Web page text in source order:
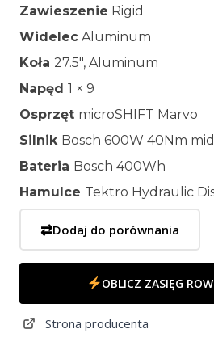
Zawieszenie Rigid
Widelec Aluminum
Koła 27.5″, Aluminum
Napęd 1 × 9
Osprzęt microSHIFT Marvo
Silnik Bosch 600W 40Nm
Bateria Bosch 400Wh
Hamulce Tektro Hydraulic
⇄Dodaj do porównania
OBLICZ ZASIĘG
Strona producenta